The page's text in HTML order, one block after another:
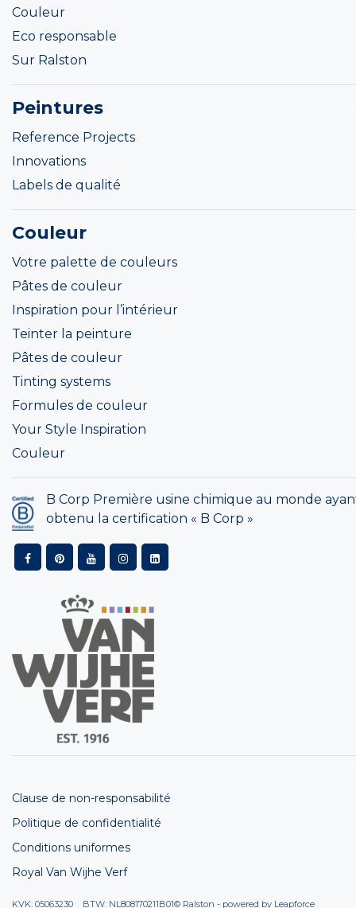
Couleur
Eco responsable
Sur Ralston
Peintures
Reference Projects
Innovations
Labels de qualité
Couleur
Votre palette de couleurs
Pâtes de couleur
Inspiration pour l’intérieur
Teinter la peinture
Pâtes de couleur
Tinting systems
Formules de couleur
Your Style Inspiration
Couleur
B Corp Première usine chimique au monde
obtenu la certification « B Corp »
Clause de non-responsabilité
Politique de confidentialité
Conditions uniformes
Royal Van Wijhe Verf
KVK: 05063230 BTW: NL808170211B01© Ralston - powered by Leapforce